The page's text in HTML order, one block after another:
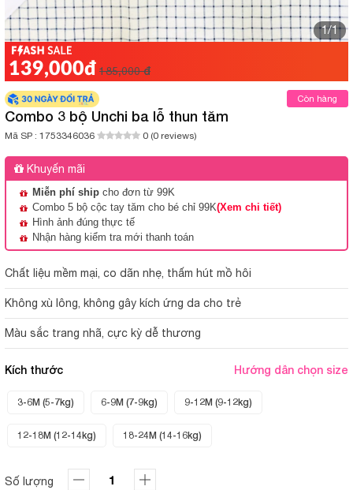
1/1
139,000đ 185,000 đ
Combo 3 bộ Unchi ba lỗ thun tăm
Còn hàng
Mã SP : 1753346036 0 (0 reviews)
Khuyến mãi
Miễn phí ship cho đơn từ 99K
Combo 5 bộ cộc tay tăm cho bé chỉ 99K(Xem chi tiết)
Hình ảnh đúng thực tế
Nhận hàng kiểm tra mới thanh toán
Chất liệu mềm mại, co dãn nhẹ, thấm hút mồ hôi
Không xù lông, không gây kích ứng da cho trẻ
Màu sắc trang nhã, cực kỳ dễ thương
Kích thước Hướng dẫn chọn size
3-6M (5-7kg) 6-9M (7-9kg) 9-12M (9-12kg)
12-18M (12-14kg) 18-24M (14-16kg)
Số lượng